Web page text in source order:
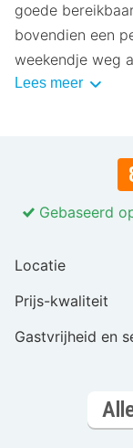
goede
bovendien een
weekendje weg
Lees meer
Gebaseerd
Locatie
Prijs-kwaliteit
Gastvrijheid en